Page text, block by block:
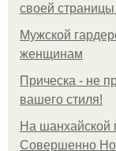
своей страницы
Мужской
женщинам
Прическа - не
вашего стиля!
На шанхайской
Совершенно